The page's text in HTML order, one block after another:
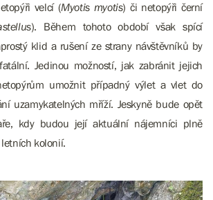
velcí (Myotis myotis) či netopýři černí
). Během tohoto období však spící
klid a rušení ze strany návštěvníků by
Jedinou možností, jak zabránit jejich
umožnit případný výlet a vlet do
uzamykatelných mříží. Jeskyně bude opět
kdy budou její aktuální nájemníci plně
kolonií.